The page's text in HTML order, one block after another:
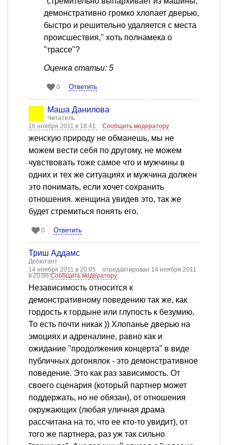
демонстративно громко хлопает дверью,
быстро и решительно удаляется с места
происшествия," хоть полнамека о
"трассе"?
Оценка статьи: 5
0 Ответить
Маша Данилова
Читатель
16 ноября 2011 в 18:41
Сообщить модератору
женскую природу не обманешь, мы не
можем вести себя по другому, не можем
чувствовать тоже самое что и мужчины в
одних и тех же ситуациях и мужчина должен
это понимать, если хочет сохранить
отношения. женщина увидев это, так же
будет стремиться понять его.
0 Ответить
Триш Аддамс
Дебютант
14 ноября 2011 в 20:05
отредактирован 14 ноября 2011
в 20:06Сообщить модератору
Независимость относится к
демонстративному поведению так же, как
гордость к гордыне или глупость к безумию.
То есть почти никак )) Хлопанье дверью на
эмоциях и адреналине, равно как и
ожидание "продолжения концерта" в виде
публичных догонялок - это демонстративное
поведение. Это как раз зависимость. От
своего сценария (который партнер может
поддержать, но не обязан), от отношения
окружающих (любая уличная драма
рассчитана на то, что ее кто-то увидит), от
того же партнера, раз уж так сильно